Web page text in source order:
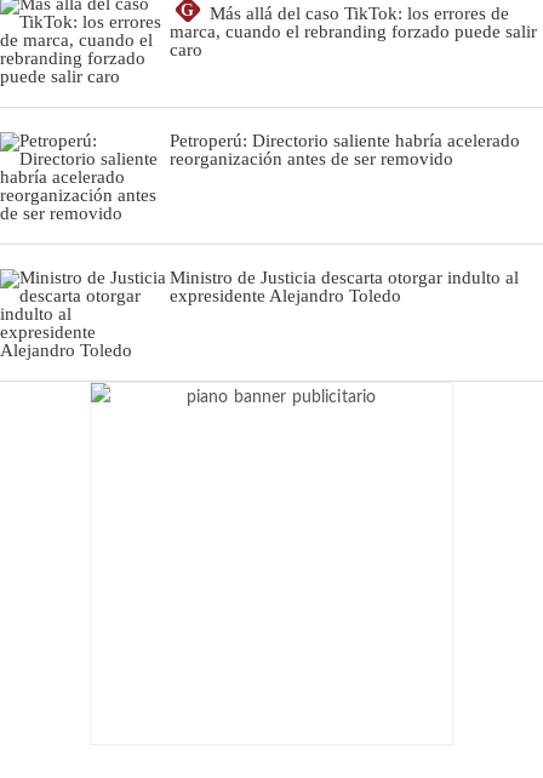
G
Más allá del caso TikTok: los errores de
marca, cuando el rebranding forzado puede salir
caro
Petroperú: Directorio saliente habría acelerado
reorganización antes de ser removido
Ministro de Justicia descarta otorgar indulto al
expresidente Alejandro Toledo